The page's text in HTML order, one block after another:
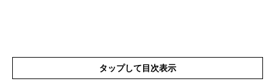
タップして目次表示